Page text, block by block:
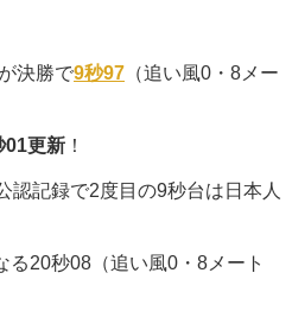
決勝で9秒97 （追い風0・8メー
01更新 ！
認記録で2度目の9秒台は日本人
20秒08（追い風0・8メート